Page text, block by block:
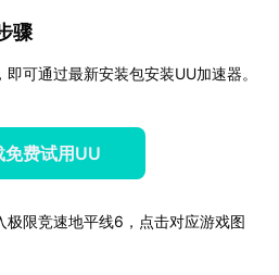
骤
可通过最新安装包安装UU加速器。
免费试用UU
极限竞速地平线6，点击对应游戏图